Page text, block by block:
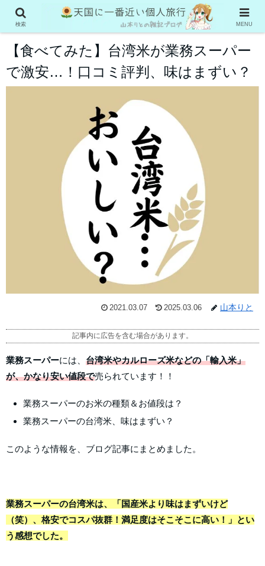
グルメ系
【食べてみた】台湾米が業務スーパー
で激安…！口コミ評判、味はまずい？
2021.03.07 2025.03.06 山本りと
記事内に広告を含む場合があります。
業務スーパーには、 台湾米やカルローズ米などの「輸入米」
が、かなり安い値段で売られています！！
業務スーパーのお米の種類＆お値段は？
業務スーパーの台湾米、味はまずい？
このような情報を、ブログ記事にまとめました。
業務スーパーの台湾米は、「国産米より味はまずいけど
（笑）、格安でコスパ抜群！満足度はそこそこに高い！」とい
う感想でした。
検索 MENU